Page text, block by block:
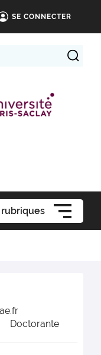
SE CONNECTER
Doctorante